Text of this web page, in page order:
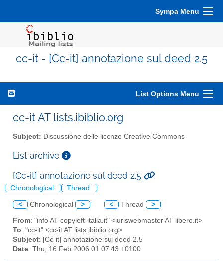
Sympa Menu
cc-it - [Cc-it] annotazione sul deed 2.5
List Options Menu
cc-it AT lists.ibiblio.org
Subject: Discussione delle licenze Creative Commons
List archive
[Cc-it] annotazione sul deed 2.5
Chronological Thread
< Chronological > < Thread >
From: "info AT copyleft-italia.it" <iuriswebmaster AT libero.it>
To: "cc-it" <cc-it AT lists.ibiblio.org>
Subject: [Cc-it] annotazione sul deed 2.5
Date: Thu, 16 Feb 2006 01:07:43 +0100